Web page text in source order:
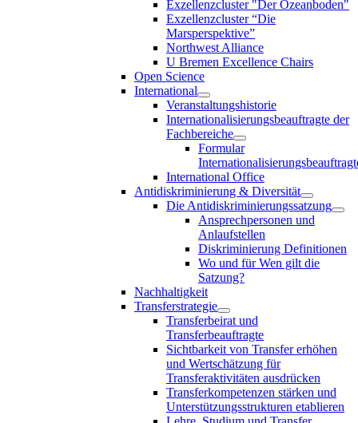
Exzellenzcluster "Der Ozeanboden"
Exzellenzcluster “Die
Marsperspektive”
Northwest Alliance
U Bremen Excellence Chairs
Open Science
International
Veranstaltungshistorie
Internationalisierungsbeauftragte der
Fachbereiche
Formular
International Office
Antidiskriminierung & Diversität
Die Antidiskriminierungssatzung
Ansprechpersonen und
Anlaufstellen
Diskriminierung Definitionen
Wo und für Wen gilt die
Satzung?
Nachhaltigkeit
Transferstrategie
Transferbeirat und
Transferbeauftragte
Sichtbarkeit von Transfer erhöhen
und Wertschätzung für
Transferaktivitäten ausdrücken
Transferkompetenzen stärken und
Unterstützungsstrukturen etablieren